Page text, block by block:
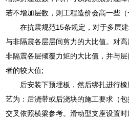
若不增加层数，则工程造价会高一些（
在抗震规范15条规定，对于多层
与非隔震各层层间剪力的大比值。对
非隔震各层倾覆力矩的大比值，并与
者的较大值;
后安装下预埋板，然后绑扎进行
艺为：后浇带或后浇块的施工要求（
交叉依照横梁参考。滑动型支座设置